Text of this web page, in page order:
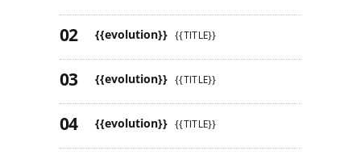
{{evolution}} {{TITLE}}
{{evolution}} {{TITLE}}
{{evolution}} {{TITLE}}